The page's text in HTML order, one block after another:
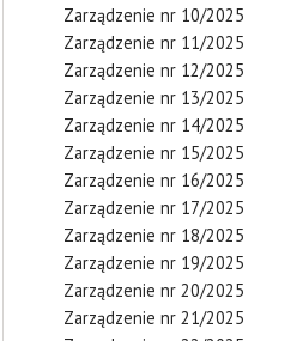
Zarządzenie nr 10/2025
Zarządzenie nr 11/2025
Zarządzenie nr 12/2025
Zarządzenie nr 13/2025
Zarządzenie nr 14/2025
Zarządzenie nr 15/2025
Zarządzenie nr 16/2025
Zarządzenie nr 17/2025
Zarządzenie nr 18/2025
Zarządzenie nr 19/2025
Zarządzenie nr 20/2025
Zarządzenie nr 21/2025